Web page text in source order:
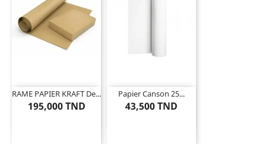
RAME PAPIER KRAFT De...
195,000 TND
Papier Canson 25...
43,500 TND